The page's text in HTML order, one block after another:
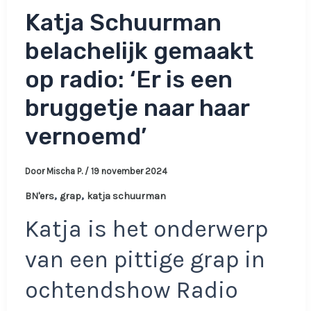
Katja Schuurman
belachelijk gemaakt
op radio: ‘Er is een
bruggetje naar haar
vernoemd’
Door Mischa P. / 19 november 2024
BN'ers, grap, katja schuurman
Katja is het onderwerp
van een pittige grap in
ochtendshow Radio